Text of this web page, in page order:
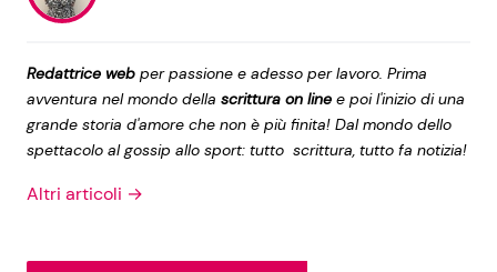
Redattrice web per passione e adesso per lavoro. Prima
avventura nel mondo della scrittura on line e poi l'inizio di una
grande storia d'amore che non è più finita! Dal mondo dello
spettacolo al gossip allo sport: tutto scrittura, tutto fa notizia!
Altri articoli →